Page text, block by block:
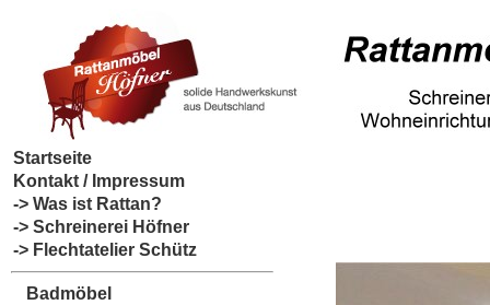
Startseite
Kontakt / Impressum
-> Was ist Rattan?
-> Schreinerei Höfner
-> Flechtatelier Schütz
Badmöbel